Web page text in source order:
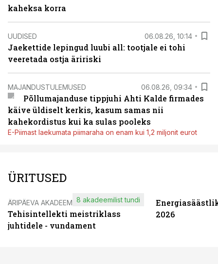
kaheksa korra
UUDISED 06.08.26, 10:14
Jaekettide lepingud luubi all: tootjale ei tohi
veeretada ostja äririski
MAJANDUSTULEMUSED 06.08.26, 09:34
Põllumajanduse tippjuhi Ahti Kalde firmades
käive üldiselt kerkis, kasum samas nii
kahekordistus kui ka sulas pooleks
E-Piimast laekumata piimaraha on enam kui 1,2 miljonit eurot
ÜRITUSED
ÄRIPÄEVA AKADEEMIA
Tehisintellekti meistriklass
juhtidele - vundament
8 akadeemilist tundi
2026